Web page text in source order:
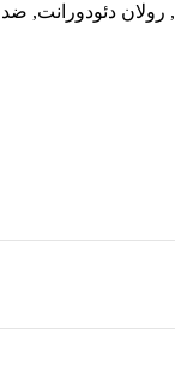
, رولان دئودورانت, ضد